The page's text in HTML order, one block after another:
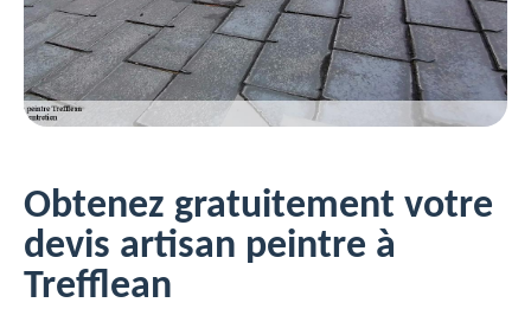
Obtenez gratuitement votre
devis artisan peintre à
Trefflean